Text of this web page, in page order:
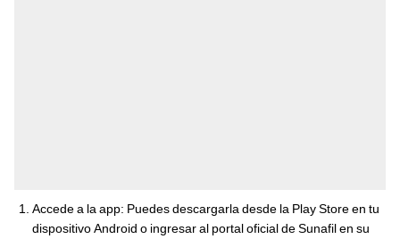
Accede a la app: Puedes descargarla desde la Play Store en tu
dispositivo Android o ingresar al portal oficial de Sunafil en su